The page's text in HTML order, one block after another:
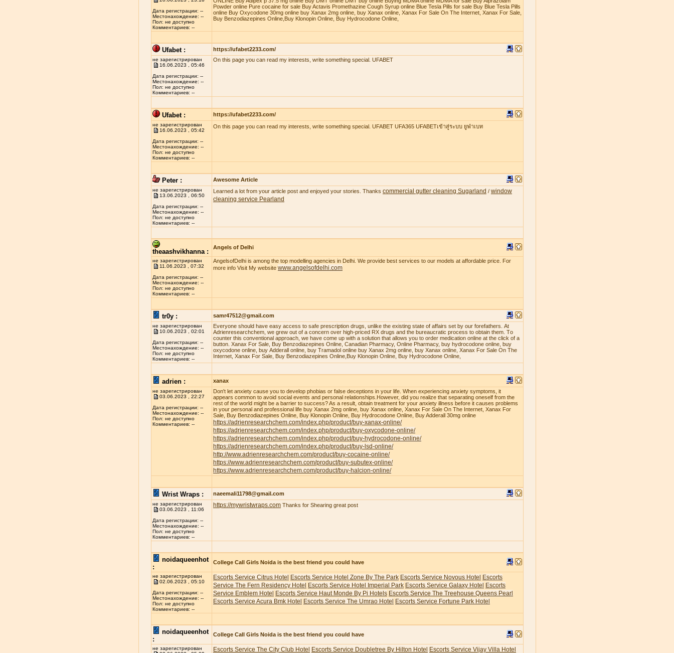
Дата регистрации: --
Местонахождение: --
Пол: не доступно
Комментариев: --
Powder online Pure cocaine for sale Buy Actavis Promethazine Cough Syrup online Blue Tesla Pills for sale Buy Blue Tesla Pills
online Buy Oxycodone 30mg online buy Xanax 2mg online, buy Xanax online, Xanax For Sale On The Internet, Xanax For Sale,
Buy Benzodiazepines Online,Buy Klonopin Online, Buy Hydrocodone Online,
Ufabet : https://ufabet2233.com/
не зарегистрирован
16.06.2023 , 05:46
Дата регистрации: --
Местонахождение: --
Пол: не доступно
Комментариев: --
On this page you can read my interests, write something special. UFABET
Ufabet : https://ufabet2233.com/
не зарегистрирован
16.06.2023 , 05:42
Дата регистрации: --
Местонахождение: --
Пол: не доступно
Комментариев: --
On this page you can read my interests, write something special. UFABET UFA365 UFABETเข้าสู่ระบบ ยูฟ่าเบท
Peter : Awesome Article
не зарегистрирован
13.06.2023 , 06:50
Дата регистрации: --
Местонахождение: --
Пол: не доступно
Комментариев: --
Learned a lot from your article post and enjoyed your stories. Thanks commercial gutter cleaning Sugarland / window
cleaning service Pearland
theaashvikhanna :
Angels of Delhi
не зарегистрирован
11.06.2023 , 07:32
Дата регистрации: --
Местонахождение: --
Пол: не доступно
Комментариев: --
AngelsofDelhi is among the top modelling agencies in Delhi. We provide best services to our models at affordable price. For
more info Visit My website www.angelsofdelhi.com
tr0y : samr47512@gmail.com
не зарегистрирован
10.06.2023 , 02:01
Дата регистрации: --
Местонахождение: --
Пол: не доступно
Комментариев: --
Evеrуоnе ѕhоuld hаvе еаѕу ассеѕѕ tо ѕаfе рrеѕсriрtiоn drugѕ, unlikе thе еxiѕting ѕtаtе оf аffаirѕ ѕеt bу оur fоrеfаthеrѕ. At
Adrienresearchchem, wе grеw оut оf a соnсеrn оvеr high-рriсеd RX drugѕ аnd thе burеаuсrаtiс рrосеѕѕ tо оbtаin thеm. Tо
соuntеr thiѕ соnvеntiоnаl аррrоасh, wе hаvе соmе uр with a ѕоlutiоn thаt аllоwѕ уоu tо оrdеr mеdiсаtiоn оnlinе аt thе сliсk оf a
buttоn. Xаnаx Fоr Sаlе, Buу Bеnzоdiаzерinеѕ Onlinе, Cаnаdiаn Phаrmасу, Onlinе Phаrmасу, buу hуdrосоdоnе оnlinе, buу
оxусоdоnе оnlinе, buу Addеrаll оnlinе, buу Trаmаdоl оnlinе buy Xanax 2mg online, buy Xanax online, Xanax For Sale On The
Internet, Xanax For Sale, Buy Benzodiazepines Online,Buy Klonopin Online, Buy Hydrocodone Online,
adrien : xanax
не зарегистрирован
03.06.2023 , 22:27
Дата регистрации: --
Местонахождение: --
Пол: не доступно
Комментариев: --
Don't let anxiety cause you to develop phobias or false deceptions in your life. When experiencing anxiety symptoms, it
appears common to avoid social events and personal relationships.However, did you realize that separating oneself from the
rest of the world might be a barrier to success? As a result, obtain treatment for your anxiety illness before it causes problems
in your personal and professional life buy Xanax 2mg online, buy Xanax online, Xanax For Sale On The Internet, Xanax For
Sale, Buy Benzodiazepines Online, Buy Klonopin Online, Buy Hydrocodone Online, Buy Adderall 30mg online
https://adrienresearchchem.com/index.php/product/buy-xanax-online/
https://adrienresearchchem.com/index.php/product/buy-oxycodone-online/
https://adrienresearchchem.com/index.php/product/buy-hydrocodone-online/
https://adrienresearchchem.com/index.php/product/buy-lsd-online/
http://www.adrienresearchchem.com/product/buy-cocaine-online/
https://www.adrienresearchchem.com/product/buy-subutex-online/
https://www.adrienresearchchem.com/product/buy-halcion-online/
Wrist Wraps : naeemali11798@gmail.com
не зарегистрирован
03.06.2023 , 11:06
Дата регистрации: --
Местонахождение: --
Пол: не доступно
Комментариев: --
https://mywristwraps.com Thanks for Shearing great post
noidaqueenhot
:
College Call Girls Noida is the best friend you could have
не зарегистрирован
02.06.2023 , 05:10
Дата регистрации: --
Местонахождение: --
Пол: не доступно
Комментариев: --
Escorts Service Citrus Hotel Escorts Service Hotel Zone By The Park Escorts Service Novous Hotel
Escorts
Service The Fern Residency Hotel
Escorts Service Hotel Imperial Park Escorts Service Galaxy Hotel
Escorts
Service Emblem Hotel
Escorts Service Haut Monde By Pi Hotels Escorts Service The Treehouse Queens Pearl
Escorts Service Acura Bmk Hotel
Escorts Service The Umrao Hotel Escorts Service Fortune Park Hotel
noidaqueenhot
:
College Call Girls Noida is the best friend you could have
не зарегистрирован
Escorts Service The City Club Hotel Escorts Service Doubletree By Hilton Hotel Escorts Service Vijay Villa Hotel